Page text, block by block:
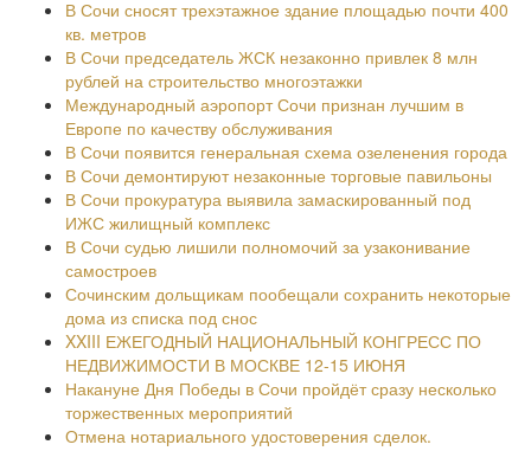
В Сочи сносят трехэтажное здание площадью почти 400
кв. метров
В Сочи председатель ЖСК незаконно привлек 8 млн
рублей на строительство многоэтажки
Международный аэропорт Сочи признан лучшим в
Европе по качеству обслуживания
В Сочи появится генеральная схема озеленения города
В Сочи демонтируют незаконные торговые павильоны
В Сочи прокуратура выявила замаскированный под
ИЖС жилищный комплекс
В Сочи судью лишили полномочий за узаконивание
самостроев
Сочинским дольщикам пообещали сохранить некоторые
дома из списка под снос
XXIII ЕЖЕГОДНЫЙ НАЦИОНАЛЬНЫЙ КОНГРЕСС ПО
НЕДВИЖИМОСТИ В МОСКВЕ 12-15 ИЮНЯ
Накануне Дня Победы в Сочи пройдёт сразу несколько
торжественных мероприятий
Отмена нотариального удостоверения сделок.